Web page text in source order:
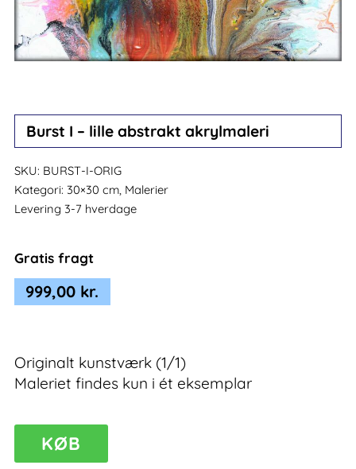
Burst I – lille abstrakt akrylmaleri
SKU: BURST-I-ORIG
Kategori: 30×30 cm, Malerier
Levering 3-7 hverdage
Gratis fragt
999,00 kr.
Originalt kunstværk (1/1)
Maleriet findes kun i ét eksemplar
Burst
I
KØB